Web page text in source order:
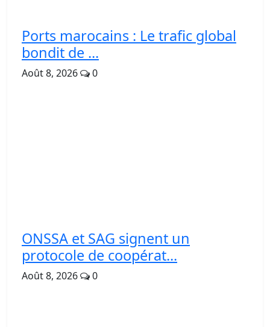
Ports marocains : Le trafic global
bondit de ...
Août 8, 2026 0
ONSSA et SAG signent un
protocole de coopérat...
Août 8, 2026 0